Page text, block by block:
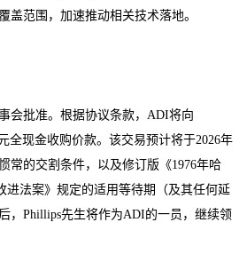
盖范围，加速推动相关技术落地。
批准。根据协议条款，ADI将向
全现金收购价款。该交易预计将于2026年
常的交割条件，以及修订版《1976年哈
进法案》规定的适用等待期（及其任何延
，Phillips先生将作为ADI的一员，继续领